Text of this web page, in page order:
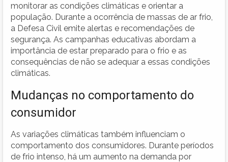
monitorar as condições climáticas e orientar a
população. Durante a ocorrência de massas de ar frio,
a Defesa Civil emite alertas e recomendações de
segurança. As campanhas educativas abordam a
importância de estar preparado para o frio e as
consequências de não se adequar a essas condições
climáticas.
Mudanças no comportamento do
consumidor
As variações climáticas também influenciam o
comportamento dos consumidores. Durante períodos
de frio intenso, há um aumento na demanda por